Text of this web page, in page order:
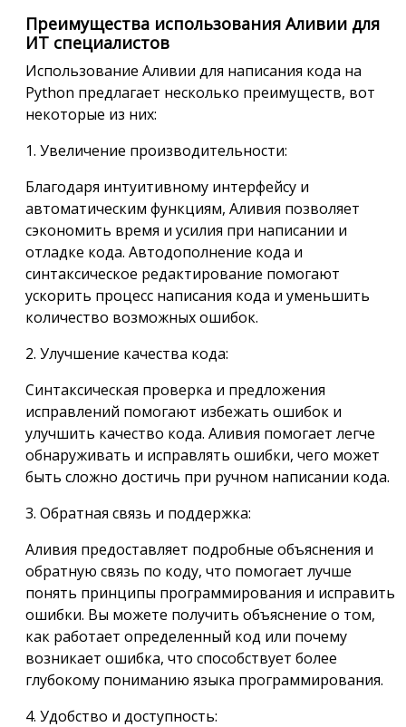
Преимущества использования Аливии для
ИТ специалистов
Использование Аливии для написания кода на
Python предлагает несколько преимуществ, вот
некоторые из них:
1. Увеличение производительности:
Благодаря интуитивному интерфейсу и
автоматическим функциям, Аливия позволяет
сэкономить время и усилия при написании и
отладке кода. Автодополнение кода и
синтаксическое редактирование помогают
ускорить процесс написания кода и уменьшить
количество возможных ошибок.
2. Улучшение качества кода:
Синтаксическая проверка и предложения
исправлений помогают избежать ошибок и
улучшить качество кода. Аливия помогает легче
обнаруживать и исправлять ошибки, чего может
быть сложно достичь при ручном написании кода.
3. Обратная связь и поддержка:
Аливия предоставляет подробные объяснения и
обратную связь по коду, что помогает лучше
понять принципы программирования и исправить
ошибки. Вы можете получить объяснение о том,
как работает определенный код или почему
возникает ошибка, что способствует более
глубокому пониманию языка программирования.
4. Удобство и доступность: